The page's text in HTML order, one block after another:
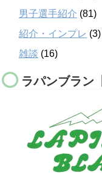
男子選手紹介 (81)
紹介・インプレ (3)
雑談 (16)
ラパンブラン